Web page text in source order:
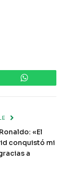
WhatsApp
«El
conquistó mi
a